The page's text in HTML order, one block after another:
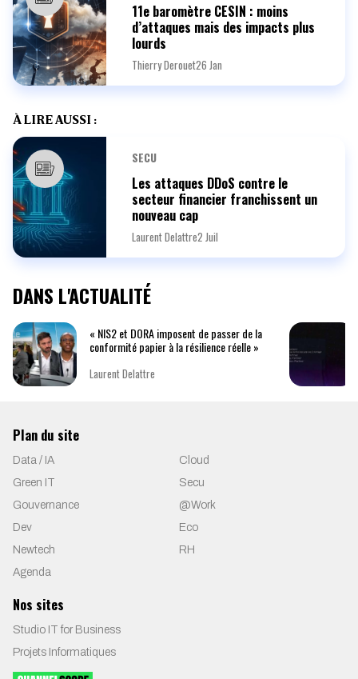
11e baromètre CESIN : moins
d’attaques mais des impacts plus
lourds
Thierry Derouet26 Jan
À LIRE AUSSI :
SECU
Les attaques DDoS contre le
secteur financier franchissent un
nouveau cap
Laurent Delattre2 Juil
DANS L'ACTUALITÉ
« NIS2 et DORA imposent de passer de la
conformité papier à la résilience réelle »
Laurent Delattre
Plan du site
Data / IA
Cloud
Green IT
Secu
Gouvernance
@Work
Dev
Eco
Newtech
RH
Agenda
Nos sites
Studio IT for Business
Projets Informatiques